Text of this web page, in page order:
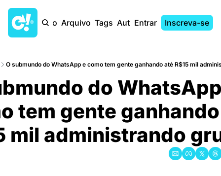
Início Arquivo Tags AutoresEntrar Inscreva-se
O submundo do WhatsApp e como tem gente ganhando até R$15 mil
do
tem gente
mil administrando